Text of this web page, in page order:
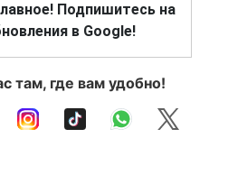
Подпишитесь на
в Google!
там, где вам удобно!